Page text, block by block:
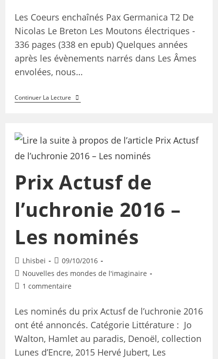
Les Coeurs enchaînés Pax Germanica T2 De
Nicolas Le Breton Les Moutons électriques -
336 pages (338 en epub) Quelques années
après les évènements narrés dans Les Âmes
envolées, nous…
Continuer La Lecture
Prix Actusf de
l’uchronie 2016 –
Les nominés
Lhisbei
09/10/2016
Nouvelles des mondes de l'imaginaire
1 commentaire
Les nominés du prix Actusf de l’uchronie 2016
ont été annoncés. Catégorie Littérature : Jo
Walton, Hamlet au paradis, Denoël, collection
Lunes d’Encre, 2015 Hervé Jubert, Les